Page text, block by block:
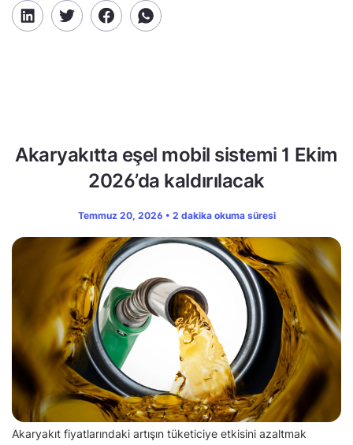
Akaryakıtta eşel mobil sistemi 1 Ekim
2026’da kaldırılacak
Temmuz 20, 2026 • 2 dakika okuma süresi
Akaryakıt fiyatlarındaki artışın tüketiciye etkisini azaltmak